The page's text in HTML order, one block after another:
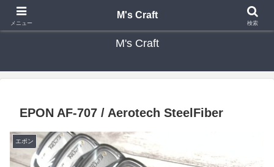
カスタムクラブ・リシャフト・修理 専門店 ゴルフ工房 エムズクラフト
M's Craft
EPON AF-707 / Aerotech SteelFiber
エポン
メニュー
M's Craft
検索